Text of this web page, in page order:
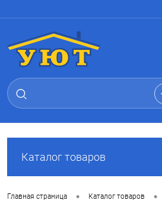
Каталог товаров
Главная страница • Каталог товаров •